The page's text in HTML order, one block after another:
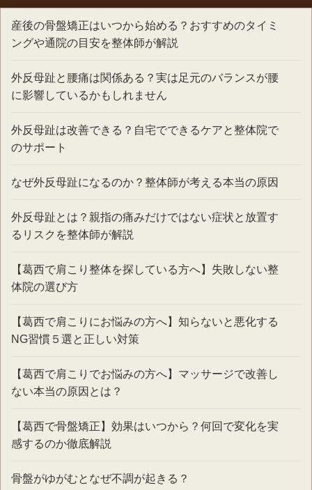
産後の骨盤矯正はいつから始める？おすすめのタイミ
ングや通院の目安を整体師が解説
外反母趾と腰痛は関係ある？実は足元のバランスが腰
に影響しているかもしれません
外反母趾は改善できる？自宅でできるケアと整体院で
のサポート
なぜ外反母趾になるのか？整体師が考える本当の原因
外反母趾とは？親指の痛みだけではない症状と放置す
るリスクを整体師が解説
【葛西で肩こり整体を探している方へ】失敗しない整
体院の選び方
【葛西で肩こりにお悩みの方へ】知らないと悪化する
NG習慣５選と正しい対策
【葛西で肩こりでお悩みの方へ】マッサージで改善し
ない本当の原因とは？
【葛西で骨盤矯正】効果はいつから？何回で変化を実
感するのか徹底解説
骨盤がゆがむとなぜ不調が起きる？